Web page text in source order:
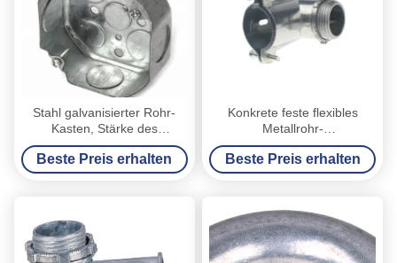
Stahl galvanisierter Rohr-
Kasten, Stärke des
Metallrohr-Anschlusskasten-
0.8-1.5mm
Beste Preis erhalten
Konkrete feste flexibles
Metallrohr-
Verbindungsstücke,
elektrische Rohr-Zusätze
Beste Preis erhalten